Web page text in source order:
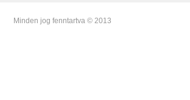
Minden jog fenntartva © 2013